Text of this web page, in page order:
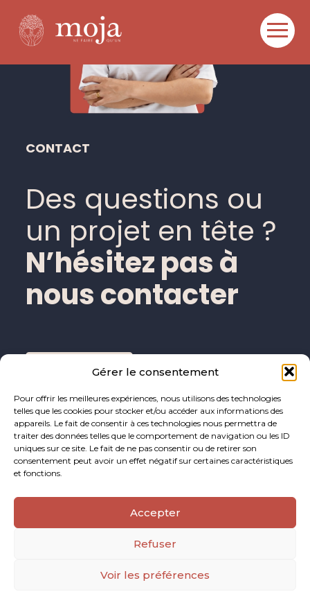
Gérer le consentement
Pour offrir les meilleures expériences, nous utilisons des technologies
telles que les cookies pour stocker et/ou accéder aux informations des
appareils. Le fait de consentir à ces technologies nous permettra de
traiter des données telles que le comportement de navigation ou les ID
uniques sur ce site. Le fait de ne pas consentir ou de retirer son
consentement peut avoir un effet négatif sur certaines caractéristiques
et fonctions.
Accepter
Refuser
Voir les préférences
Aller
au
CONTACT
Des questions ou
un projet en tête ?
N’hésitez pas à
nous contacter
Nous contacter
Principale
91 Chem. de Saint-Georges-d’Orques à Courpouyran,
34990 Juvignac
MENTIONS LÉGALES